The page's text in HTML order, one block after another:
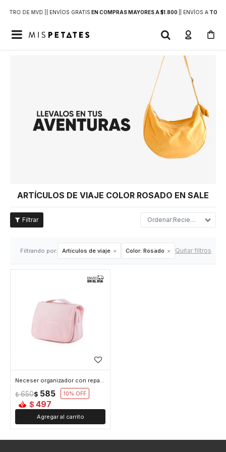
DE MVD | | ENVÍOS GRATIS EN COMPRAS MAYORES A $1.800 | ENVÍOS ATODO

ARTÍCULOS DE VIAJE COLOR ROSADO EN SALE
Recientes
Filtrando por: Artículos de viaje Color: Rosado Quitar filtros
Neceser organizador con reparticiones y colgador - Rosado
$ 585
$ 650 10
$ 497